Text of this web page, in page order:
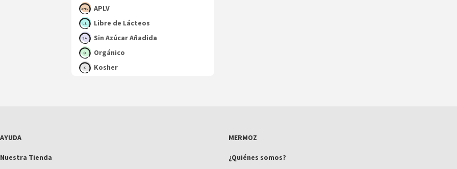
APLV
Libre de Lácteos
Sin Azúcar Añadida
Orgánico
Kosher
AYUDA
Nuestra Tienda
MERMOZ
¿Quiénes somos?